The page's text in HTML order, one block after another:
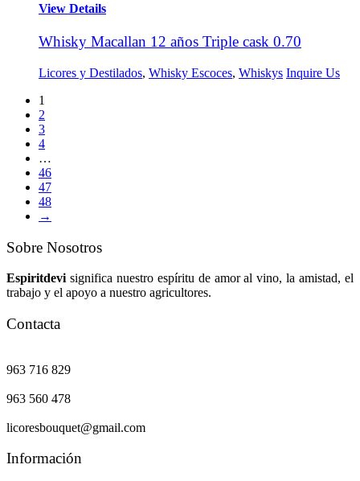
View Details
Whisky Macallan 12 años Triple cask 0.70
Licores y Destilados, Whisky Escoces, Whiskys Inquire Us
1
2
3
4
…
46
47
48
→
Sobre Nosotros
Espiritdevi significa nuestro espíritu de amor al vino, la amistad, el
trabajo y el apoyo a nuestro agricultores.
Contacta
963 716 829
963 560 478
licoresbouquet@gmail.com
Información